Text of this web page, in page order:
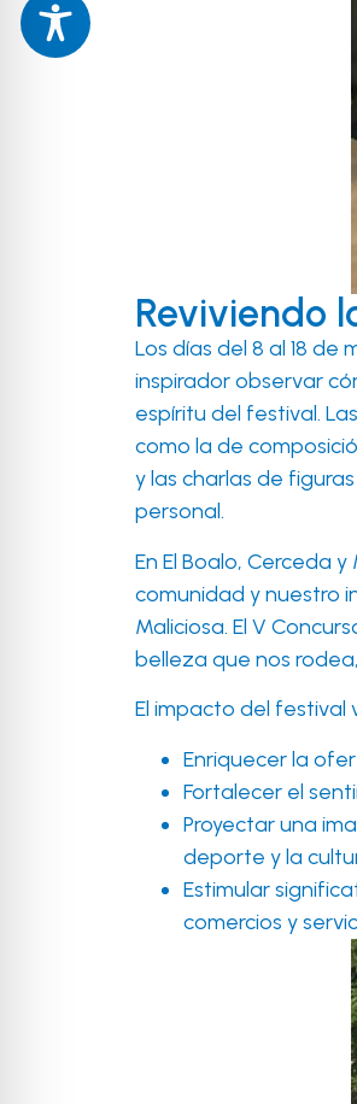
Reviviendo
Los días del 8 al 18
inspirador observar
espíritu del festival.
como la de
y las charlas de
personal.
En El Boalo, Cerceda
comunidad y nuestro
Maliciosa. El V
belleza que nos
El impacto del festival
Enriquecer la
Fortalecer el
Proyectar una
deporte y la
Estimular
comercios y